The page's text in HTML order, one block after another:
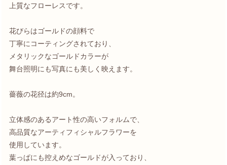
上質なフローレスです。
花びらはゴールドの顔料で
丁寧にコーティングされており、
メタリックなゴールドカラーが
舞台照明にも写真にも美しく映えます。
薔薇の花径は約9cm。
立体感のあるアート性の高いフォルムで、
高品質なアーティフィシャルフラワーを
使用しています。
葉っぱにも控えめなゴールドが入っており、